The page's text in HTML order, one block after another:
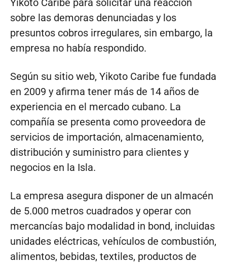
Yikoto Caribe para solicitar una reacción
sobre las demoras denunciadas y los
presuntos cobros irregulares, sin embargo, la
empresa no había respondido.
Según su sitio web, Yikoto Caribe fue fundada
en 2009 y afirma tener más de 14 años de
experiencia en el mercado cubano. La
compañía se presenta como proveedora de
servicios de importación, almacenamiento,
distribución y suministro para clientes y
negocios en la Isla.
La empresa asegura disponer de un almacén
de 5.000 metros cuadrados y operar con
mercancías bajo modalidad in bond, incluidas
unidades eléctricas, vehículos de combustión,
alimentos, bebidas, textiles, productos de